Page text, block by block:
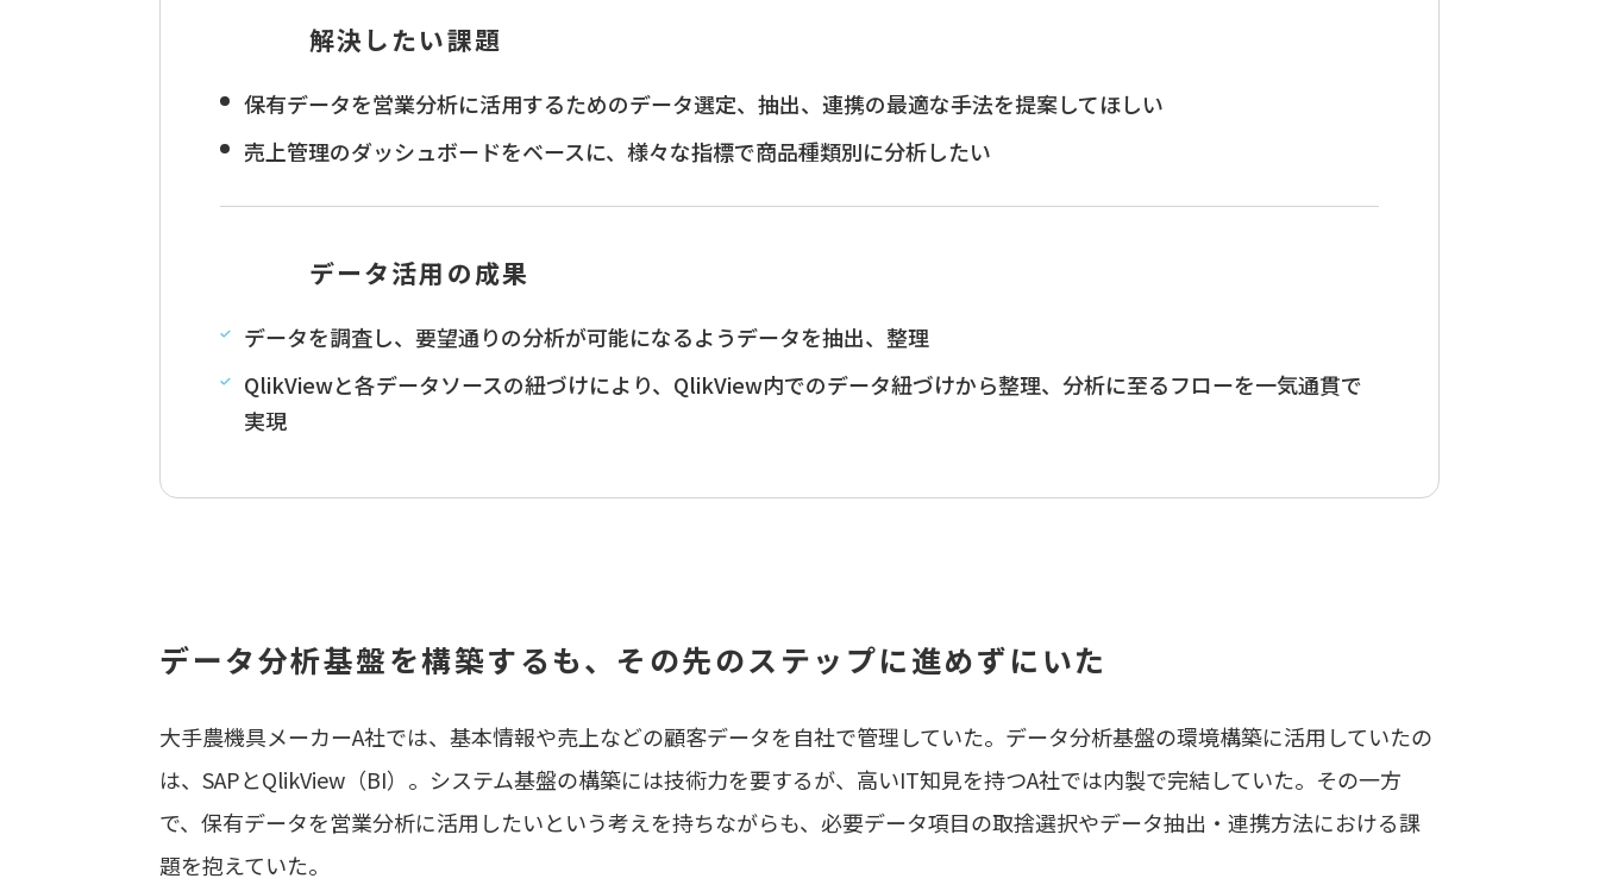
解決したい課題
保有データを営業分析に活用するためのデータ選定、抽出、連携の最適な手法を提案してほしい
売上管理のダッシュボードをベースに、様々な指標で商品種類別に分析したい
データ活用の成果
データを調査し、要望通りの分析が可能になるようデータを抽出、整理
QlikViewと各データソースの紐づけにより、QlikView内でのデータ紐づけから整理、分析に至るフローを一気通貫で
実現
データ分析基盤を構築するも、その先のステップに進めずにいた
大手農機具メーカーA社では、基本情報や売上などの顧客データを自社で管理していた。データ分析基盤の環境構築に活用していたの
は、SAPとQlikView（BI）。システム基盤の構築には技術力を要するが、高いIT知見を持つA社では内製で完結していた。その一方
で、保有データを営業分析に活用したいという考えを持ちながらも、必要データ項目の取捨選択やデータ抽出・連携方法における課
題を抱えていた。